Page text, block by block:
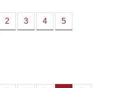
（こ
2 3 4 5